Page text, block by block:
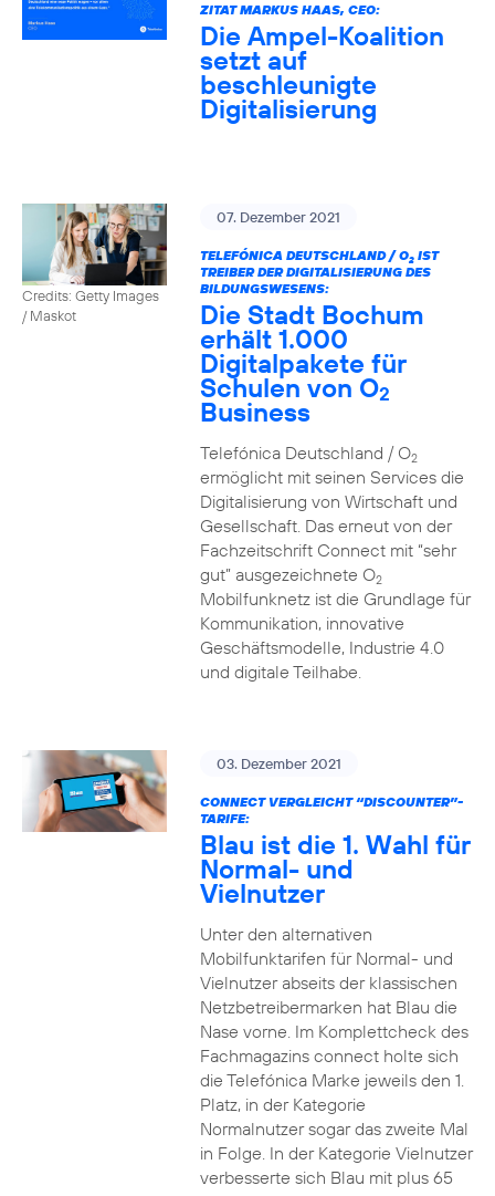
ZITAT MARKUS HAAS, CEO:
Die Ampel-Koalition
setzt auf
beschleunigte
Digitalisierung
Credits: Getty Images
/ Maskot
07. Dezember 2021
TELEFÓNICA DEUTSCHLAND / O2IST
TREIBER DER DIGITALISIERUNG DES
BILDUNGSWESENS:
Die Stadt Bochum
erhält 1.000
Digitalpakete für
Schulen von O2
Business
Telefónica Deutschland / O2
ermöglicht mit seinen Services die
Digitalisierung von Wirtschaft und
Gesellschaft. Das erneut von der
Fachzeitschrift Connect mit “sehr
gut” ausgezeichnete O2
Mobilfunknetz ist die Grundlage für
Kommunikation, innovative
Geschäftsmodelle, Industrie 4.0
und digitale Teilhabe.
03. Dezember 2021
CONNECT VERGLEICHT “DISCOUNTER”-
TARIFE:
Blau ist die 1. Wahl für
Normal- und
Vielnutzer
Unter den alternativen
Mobilfunktarifen für Normal- und
Vielnutzer abseits der klassischen
Netzbetreibermarken hat Blau die
Nase vorne. Im Komplettcheck des
Fachmagazins connect holte sich
die Telefónica Marke jeweils den 1.
Platz, in der Kategorie
Normalnutzer sogar das zweite Mal
in Folge. In der Kategorie Vielnutzer
verbesserte sich Blau mit plus 65